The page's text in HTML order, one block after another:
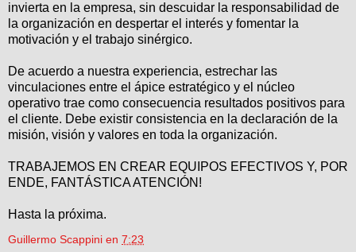
invierta en la empresa, sin descuidar la responsabilidad de
la organización en despertar el interés y fomentar la
motivación y el trabajo sinérgico.
De acuerdo a nuestra experiencia, estrechar las
vinculaciones entre el ápice estratégico y el núcleo
operativo trae como consecuencia resultados positivos para
el cliente. Debe existir consistencia en la declaración de la
misión, visión y valores en toda la organización.
TRABAJEMOS EN CREAR EQUIPOS EFECTIVOS Y, POR
ENDE, FANTÁSTICA ATENCIÓN!
Hasta la próxima.
Guillermo Scappini en 7:23